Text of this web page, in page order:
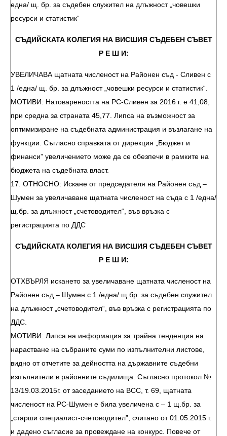
една/ щ. бр. за съдебен служител на длъжност „човешки
ресурси и статистик“
СЪДИЙСКАТА КОЛЕГИЯ НА ВИСШИЯ СЪДЕБЕН СЪВЕТ
Р Е Ш И:
УВЕЛИЧАВА щатната численост на Районен съд - Сливен с
1 /една/ щ. бр. за длъжност „човешки ресурси и статистик“.
МОТИВИ: Натовареността на РС-Сливен за 2016 г. е 41,08,
при средна за страната 45,77. Липса на възможност за
оптимизиране на съдебната администрация и възлагане на
функции. Съгласно справката от дирекция „Бюджет и
финанси” увеличението може да се обезпечи в рамките на
бюджета на съдебната власт.
17. ОТНОСНО: Искане от председателя на Районен съд –
Шумен за увеличаване щатната численост на съда с 1 /една/
щ.бр. за длъжност „счетоводител“, във връзка с
регистрацията по ДДС
СЪДИЙСКАТА КОЛЕГИЯ НА ВИСШИЯ СЪДЕБЕН СЪВЕТ
Р Е Ш И:
ОТХВЪРЛЯ искането за увеличаване щатната численост на
Районен съд – Шумен с 1 /една/ щ.бр. за съдебен служител
на длъжност „счетоводител“, във връзка с регистрацията по
ДДС.
МОТИВИ: Липса на информация за трайна тенденция на
нарастване на събраните суми по изпълнителни листове,
видно от отчетите за дейността на държавните съдебни
изпълнители в районните съдилища. Съгласно протокол №
13/19.03.2015г. от заседанието на ВСС, т. 69, щатната
численост на РС-Шумен е била увеличена с – 1 щ.бр. за
„старши специалист-счетоводител”, считано от 01.05.2015 г.
и дадено съгласие за провеждане на конкурс. Повече от